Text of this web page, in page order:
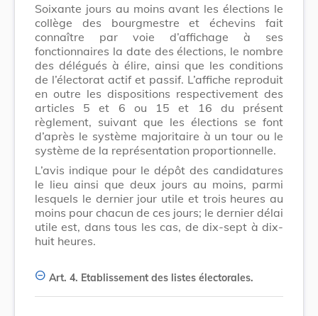
Soixante jours au moins avant les élections le
collège des bourgmestre et échevins fait
connaître par voie d’affichage à ses
fonctionnaires la date des élections, le nombre
des délégués à élire, ainsi que les conditions
de l’électorat actif et passif. L’affiche reproduit
en outre les dispositions respectivement des
articles 5 et 6 ou 15 et 16 du présent
règlement, suivant que les élections se font
d’après le système majoritaire à un tour ou le
système de la représentation proportionnelle.
L’avis indique pour le dépôt des candidatures
le lieu ainsi que deux jours au moins, parmi
lesquels le dernier jour utile et trois heures au
moins pour chacun de ces jours; le dernier délai
utile est, dans tous les cas, de dix-sept à dix-
huit heures.
Art. 4. Etablissement des listes électorales.